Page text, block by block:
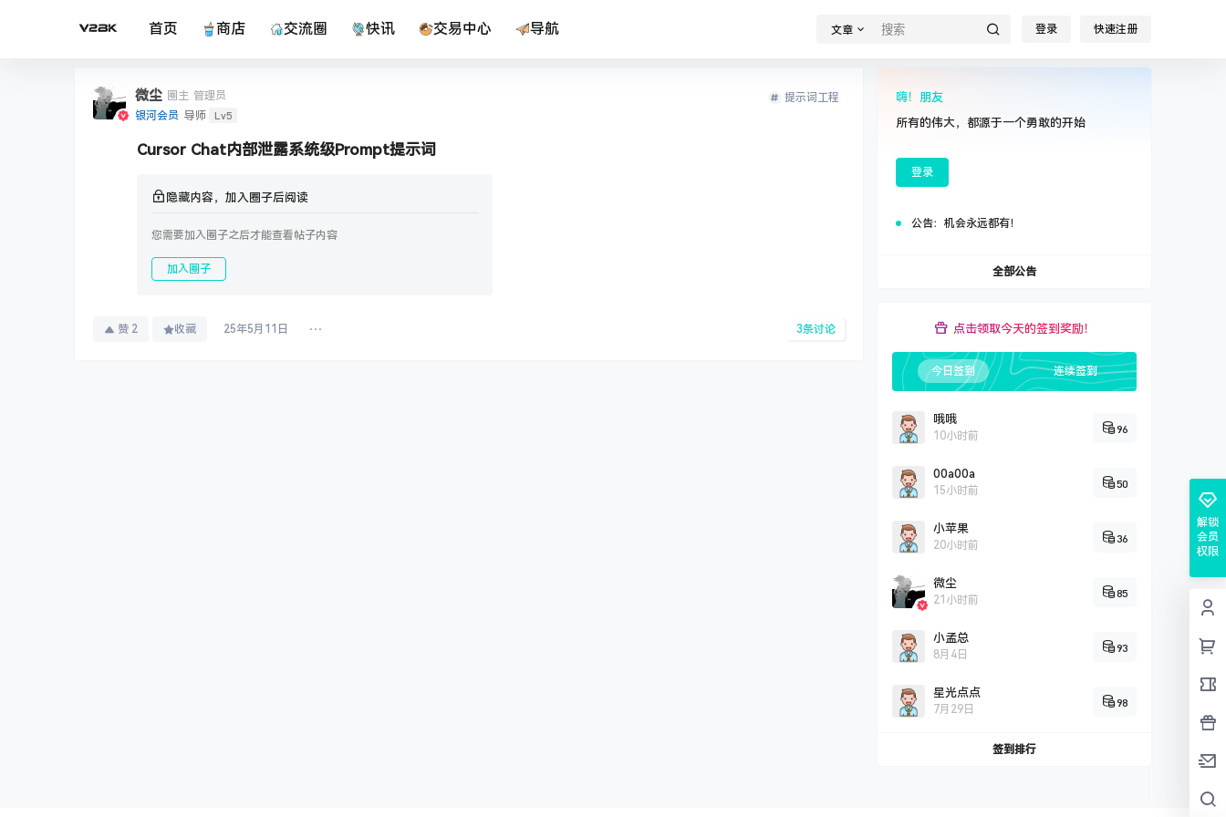
首页 商店 交流圈 快讯 交易中心 导航 文章 登录 快速注册
微尘 圈主 管理员
银河会员 导师 Lv5
提示词工程
Cursor Chat内部泄露系统级Prompt提示词
隐藏内容，加入圈子后阅读
您需要加入圈子之后才能查看帖子内容
加入圈子
赞 2 收藏 25年5月11日 3条讨论
嗨！朋友
所有的伟大，都源于一个勇敢的开始
登录
公告： 机会永远都有！
全部公告
点击领取今天的签到奖励！
今日签到 连续签到
哦哦
10小时前
96
00a00a
15小时前
50
小苹果
20小时前
36
微尘
21小时前
85
小孟总
8月4日
93
星光点点
7月29日
98
签到排行
解锁
会员
权限